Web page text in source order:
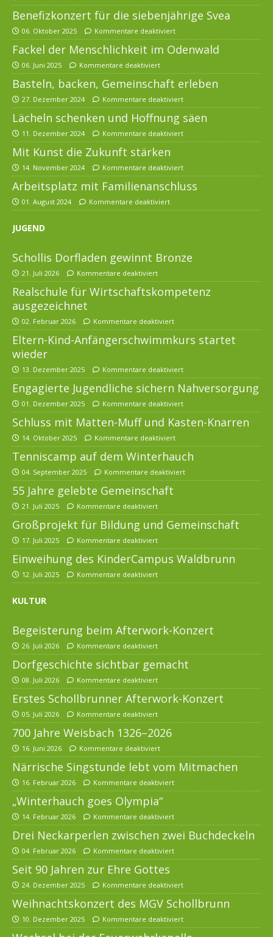
Benefizkonzert für die siebenjährige Svea
06. Oktober 2025 Kommentare deaktiviert
Fackel der Menschlichkeit im Odenwald
06. Juni 2025 Kommentare deaktiviert
Basteln, backen, Gemeinschaft erleben
27. Dezember 2024 Kommentare deaktiviert
Lächeln schenken und Hoffnung säen
11. Dezember 2024 Kommentare deaktiviert
Mit Kunst die Zukunft stärken
14. November 2024 Kommentare deaktiviert
Arbeitsplatz mit Familienanschluss
01. August 2024 Kommentare deaktiviert
JUGEND
Schollis Dorfladen gewinnt Bronze
21. Juli 2026 Kommentare deaktiviert
Realschule für Wirtschaftskompetenz
ausgezeichnet
02. Februar 2026 Kommentare deaktiviert
Eltern-Kind-Anfängerschwimmkurs startet
wieder
13. Dezember 2025 Kommentare deaktiviert
Engagierte Jugendliche sichern Nahversorgung
01. Dezember 2025 Kommentare deaktiviert
Schluss mit Matten-Muff und Kasten-Knarren
14. Oktober 2025 Kommentare deaktiviert
Tenniscamp auf dem Winterhauch
04. September 2025 Kommentare deaktiviert
55 Jahre gelebte Gemeinschaft
21. Juli 2025 Kommentare deaktiviert
Großprojekt für Bildung und Gemeinschaft
17. Juli 2025 Kommentare deaktiviert
Einweihung des KinderCampus Waldbrunn
12. Juli 2025 Kommentare deaktiviert
KULTUR
Begeisterung beim Afterwork-Konzert
26. Juli 2026 Kommentare deaktiviert
Dorfgeschichte sichtbar gemacht
08. Juli 2026 Kommentare deaktiviert
Erstes Schollbrunner Afterwork-Konzert
05. Juli 2026 Kommentare deaktiviert
700 Jahre Weisbach 1326–2026
16. Juni 2026 Kommentare deaktiviert
Närrische Singstunde lebt vom Mitmachen
16. Februar 2026 Kommentare deaktiviert
„Winterhauch goes Olympia“
14. Februar 2026 Kommentare deaktiviert
Drei Neckarperlen zwischen zwei Buchdeckeln
04. Februar 2026 Kommentare deaktiviert
Seit 90 Jahren zur Ehre Gottes
24. Dezember 2025 Kommentare deaktiviert
Weihnachtskonzert des MGV Schollbrunn
10. Dezember 2025 Kommentare deaktiviert